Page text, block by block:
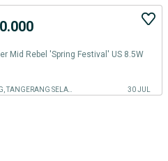
Mid Rebel 'Spring Festival' US 8.5W
PAMULANG, TANGERANG SELATAN KOTA 30 JUL